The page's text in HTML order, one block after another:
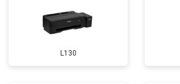
L130